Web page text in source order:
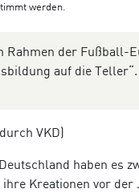
werden.
der Fußball-
auf die
VKD)
haben es
ihre Kreationen vor